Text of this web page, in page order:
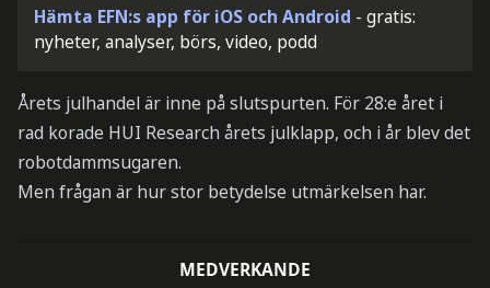
Hämta EFN:s app för iOS och Android - gratis:
nyheter, analyser, börs, video, podd
Årets julhandel är inne på slutspurten. För 28:e året i
rad korade HUI Research årets julklapp, och i år blev det
robotdammsugaren.
Men frågan är hur stor betydelse utmärkelsen har.
MEDVERKANDE